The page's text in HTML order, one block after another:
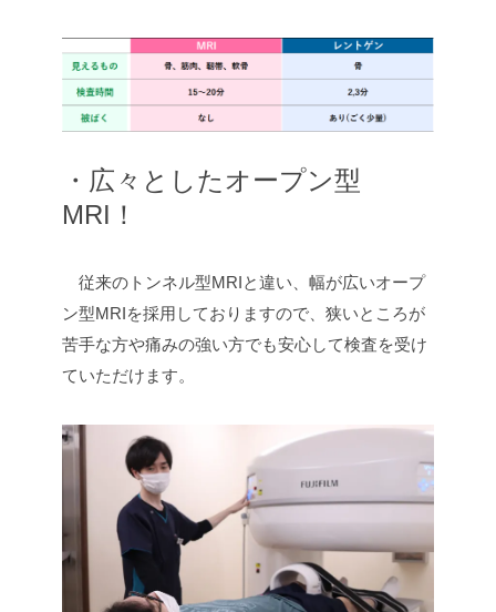
・広々としたオープン型
MRI！
従来のトンネル型MRIと違い、幅が広いオープ
ン型MRIを採用しておりますので、狭いところが
苦手な方や痛みの強い方でも安心して検査を受け
ていただけます。